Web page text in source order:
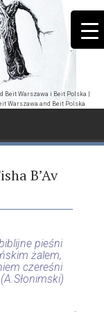
Beit Warszawa i Beit Polska |
Warszawa and Beit Polska
B’Av
pieśni
żalem,
czereśni
„